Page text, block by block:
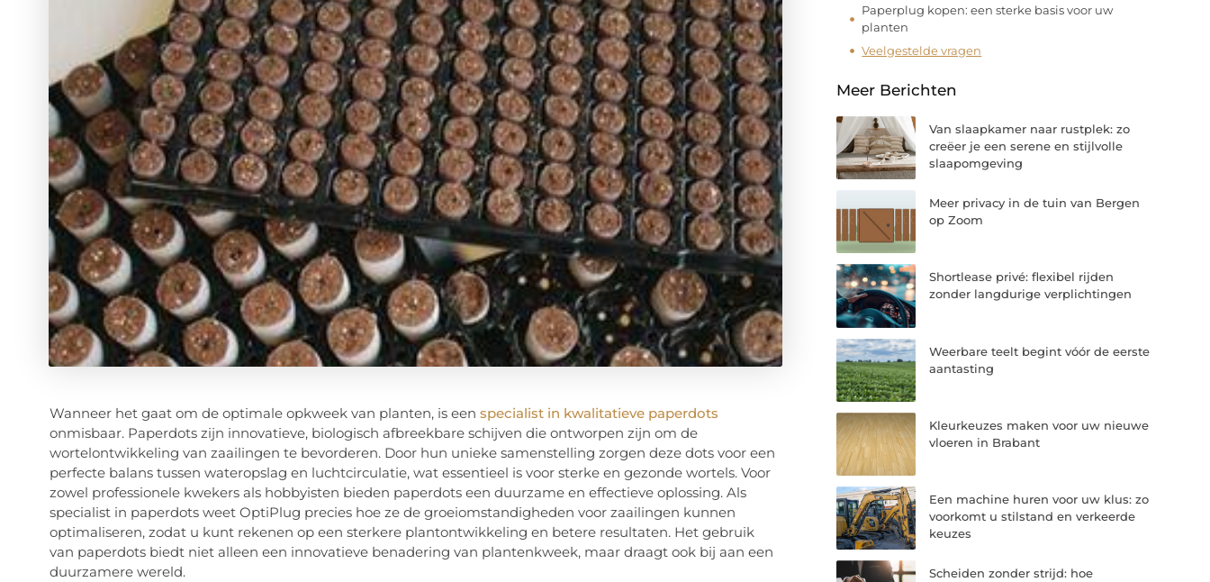
Wanneer het gaat om de optimale opkweek van planten, is een specialist in kwalitatieve paperdots
onmisbaar. Paperdots zijn innovatieve, biologisch afbreekbare schijven die ontworpen zijn om de
wortelontwikkeling van zaailingen te bevorderen. Door hun unieke samenstelling zorgen deze dots voor een
perfecte balans tussen wateropslag en luchtcirculatie, wat essentieel is voor sterke en gezonde wortels. Voor
zowel professionele kwekers als hobbyisten bieden paperdots een duurzame en effectieve oplossing. Als
specialist in paperdots weet OptiPlug precies hoe ze de groeiomstandigheden voor zaailingen kunnen
optimaliseren, zodat u kunt rekenen op een sterkere plantontwikkeling en betere resultaten. Het gebruik
van paperdots biedt niet alleen een innovatieve benadering van plantenkweek, maar draagt ook bij aan een
duurzamere wereld.
Paperplug kopen: een sterke basis voor uw
planten
Veelgestelde vragen
Meer Berichten
Van slaapkamer naar rustplek: zo
creëer je een serene en stijlvolle
slaapomgeving
Meer privacy in de tuin van Bergen
op Zoom
Shortlease privé: flexibel rijden
zonder langdurige verplichtingen
Weerbare teelt begint vóór de eerste
aantasting
Kleurkeuzes maken voor uw nieuwe
vloeren in Brabant
Een machine huren voor uw klus: zo
voorkomt u stilstand en verkeerde
keuzes
Scheiden zonder strijd: hoe